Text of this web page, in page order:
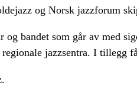
og Norsk jazzforum
bandet som går av med
jazzsentra. I tillegg